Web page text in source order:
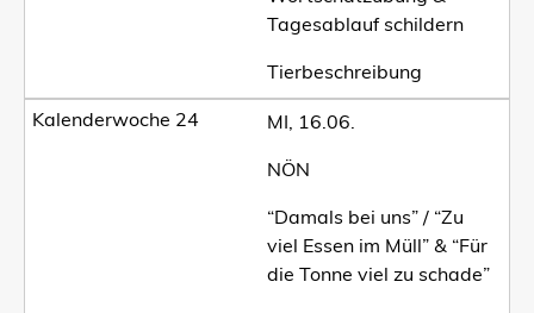
Tagesablauf schildern
Tierbeschreibung
MI, 16.06.
NÖN
“Damals bei uns” / “Zu
viel Essen im Müll” & “Für
die Tonne viel zu schade”